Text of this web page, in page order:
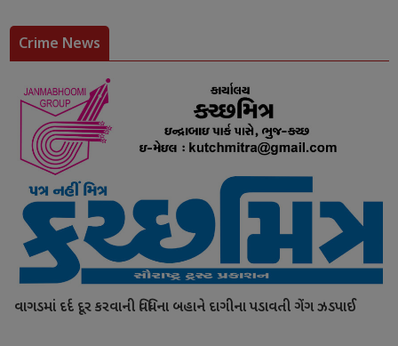
Crime News
વાગડમાં દર્દ દૂર કરવાની વિધિના બહાને દાગીના પડાવતી ગેંગ ઝડપાઈ